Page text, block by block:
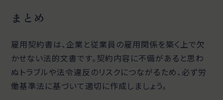
まとめ
雇用契約書は、企業と従業員の雇用関係を築く上で欠
かせない法的文書です。契約内容に不備があると思わ
ぬトラブルや法令違反のリスクにつながるため、必ず労
働基準法に基づいて適切に作成しましょう。